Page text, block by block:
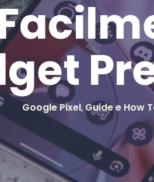
Google Pixel, Guide e How